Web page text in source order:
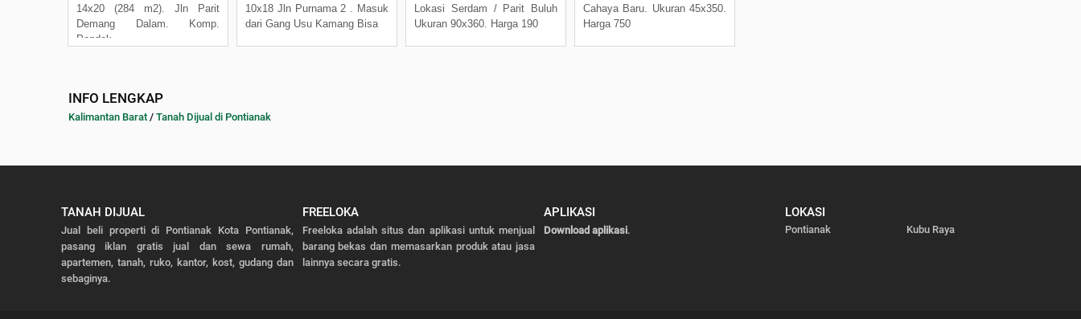
14x20 (284 m2). Jln Parit
Demang Dalam. Komp.
Pondok
10x18 Jln Purnama 2 . Masuk
dari Gang Usu Kamang Bisa
Lokasi Serdam / Parit Buluh
Ukuran 90x360. Harga 190
Cahaya Baru. Ukuran 45x350.
Harga 750
INFO LENGKAP
Kalimantan Barat / Tanah Dijual di Pontianak
TANAH DIJUAL
Jual beli properti di Pontianak Kota Pontianak,
pasang iklan gratis jual dan sewa rumah,
apartemen, tanah, ruko, kantor, kost, gudang dan
sebaginya.
FREELOKA
Freeloka adalah situs dan aplikasi untuk menjual
barang bekas dan memasarkan produk atau jasa
lainnya secara gratis.
APLIKASI
Download aplikasi.
LOKASI
Pontianak Kubu Raya